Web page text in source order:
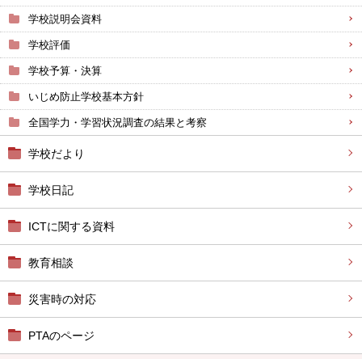
学校説明会資料
学校評価
学校予算・決算
いじめ防止学校基本方針
全国学力・学習状況調査の結果と考察
学校だより
学校日記
ICTに関する資料
教育相談
災害時の対応
PTAのページ